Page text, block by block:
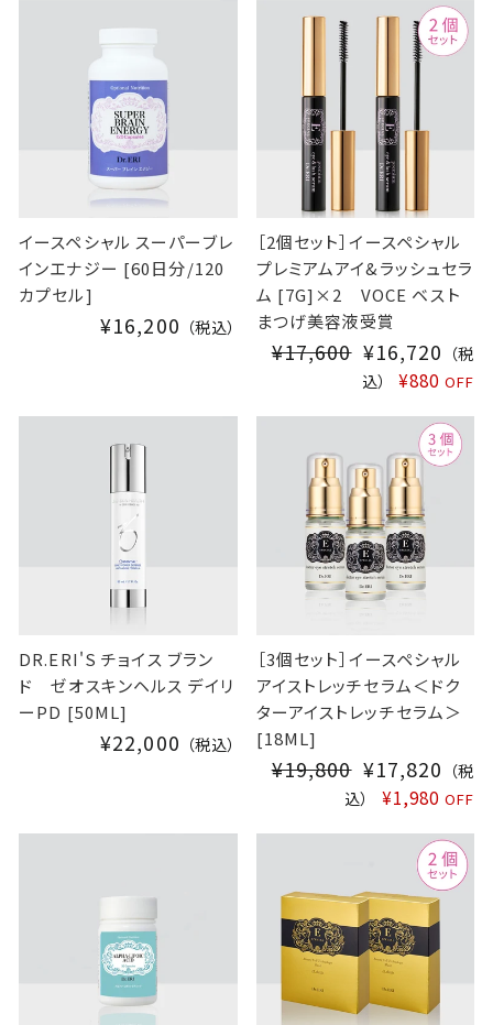
P
I
C
E
イースペシャル スーパーブレ
インエナジー [60日分/120
カプセル]
¥16,200 （税込）
［2個セット］イースペシャル
プレミアムアイ&ラッシュセラ
ム [7G]×2 VOCE ベスト
まつげ美容液受賞
¥17,600 S
A
P
R
I
C
E
¥16,720 （税
込）
¥880 OFF
DR.ERI'S チョイス ブラン
ド ゼオスキンヘルス デイリ
ーPD [50ML]
¥22,000 （税込）
［3個セット］イースペシャル
アイストレッチセラム＜ドク
ターアイストレッチセラム＞
[18ML]
¥19,800 S
A
R
I
C
¥17,820 （税
込）
¥1,980 OFF